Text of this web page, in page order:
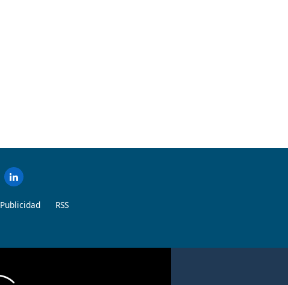
Publicidad RSS